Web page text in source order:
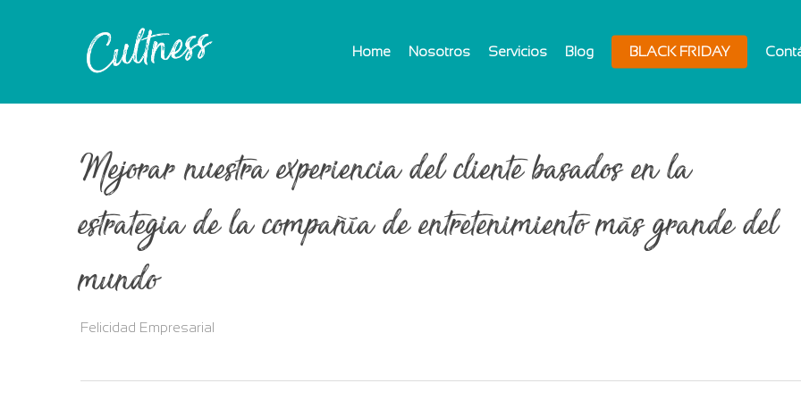
Home Nosotros Servicios Blog BLACK FRIDAY
Mejorar nuestra experiencia del cliente basados en la
estrategia de la compañía de entretenimiento más grande del
mundo
Felicidad Empresarial